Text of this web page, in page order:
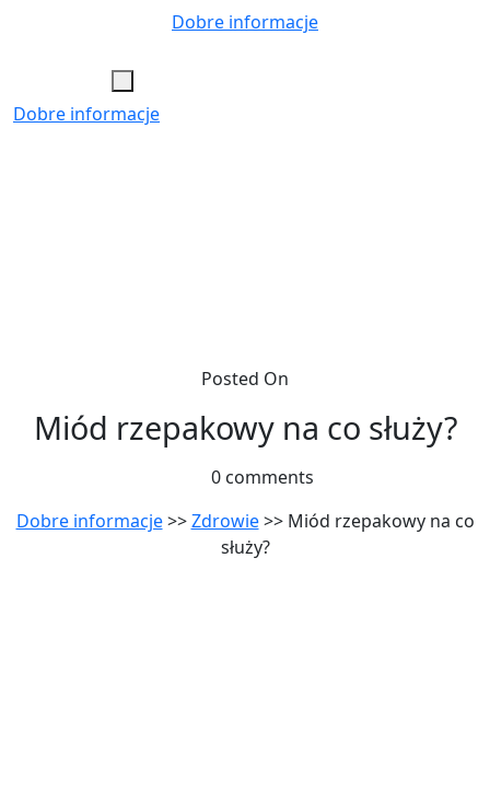
Dobre informacje
Dobre informacje
Posted On
Miód rzepakowy na co służy?
0 comments
Dobre informacje>>Zdrowie>> Miód rzepakowy na co
służy?